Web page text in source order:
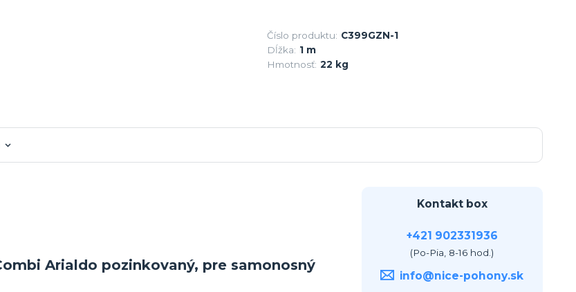
Číslo produktu: C399GZN-1
Dĺžka: 1 m
Hmotnosť: 22 kg
Arialdo pozinkovaný, pre samonosný
Kontakt box
+421 902331936
(Po-Pia, 8-16 hod.)
info@nice-pohony.sk